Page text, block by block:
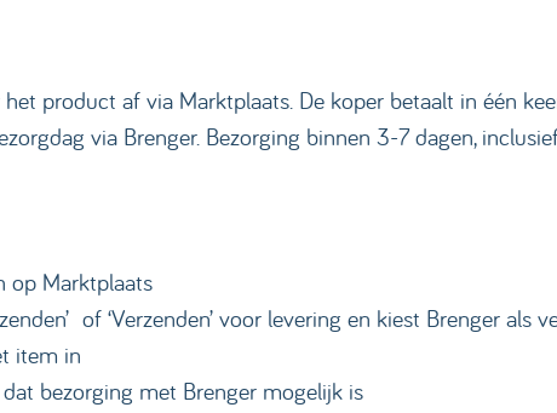
product af via Marktplaats. De koper betaalt in één
via Brenger. Bezorging binnen 3-7 dagen,
op Marktplaats
of ‘Verzenden’ voor levering en kiest Brenger als
item in
bezorging met Brenger mogelijk is